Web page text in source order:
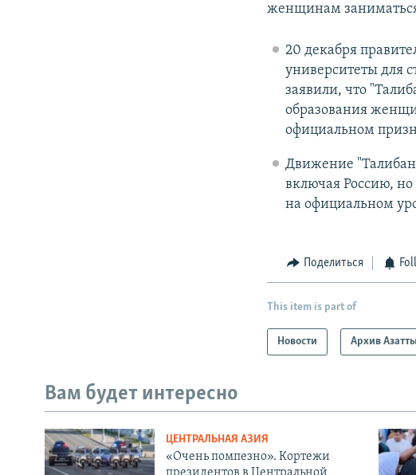
женщинам
20 декабря
университеты для
заявили, что
образования
официальном
Движение
включая Россию,
на официальном
Поделиться
This item is part of
Новости Архив
Вам будет интересно
ЦЕНТРАЛЬНАЯ АЗИЯ
«Очень помпезно». Кортежи
президентов в Центральной